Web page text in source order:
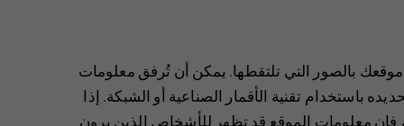
بالصور التي تلتقطها. يمكن أن تُرفق معلومات
باستخدام تقنية الأقمار الصناعية أو الشبكة. إذا
معلومات الموقع قد تظهر للأشخاص الذين يرون